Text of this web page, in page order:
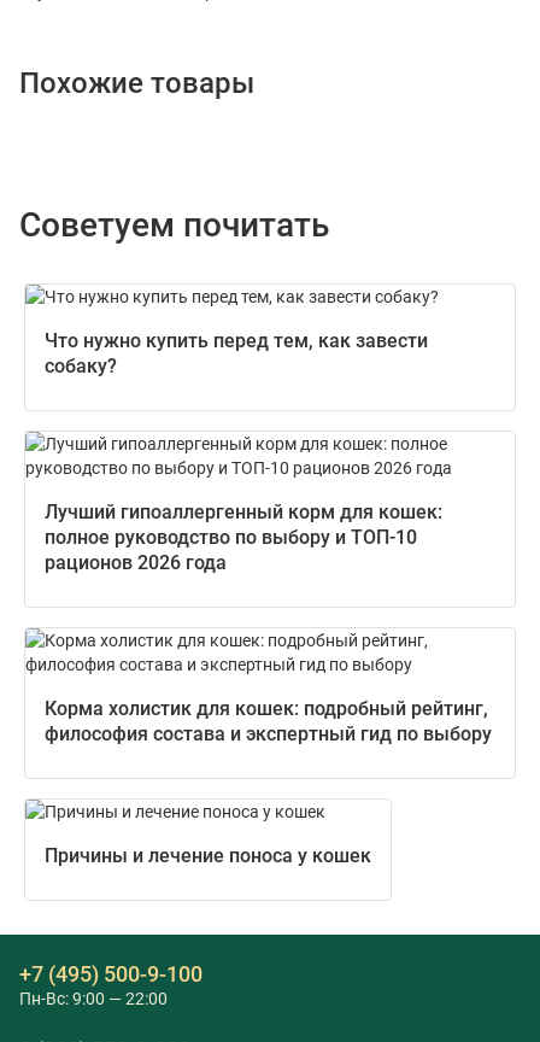
Похожие товары
Советуем почитать
Что нужно купить перед тем, как завести
собаку?
Лучший гипоаллергенный корм для кошек:
полное руководство по выбору и ТОП-10
рационов 2026 года
Корма холистик для кошек: подробный рейтинг,
философия состава и экспертный гид по выбору
Причины и лечение поноса у кошек
+7 (495) 500-9-100
Пн-Вс: 9:00 — 22:00